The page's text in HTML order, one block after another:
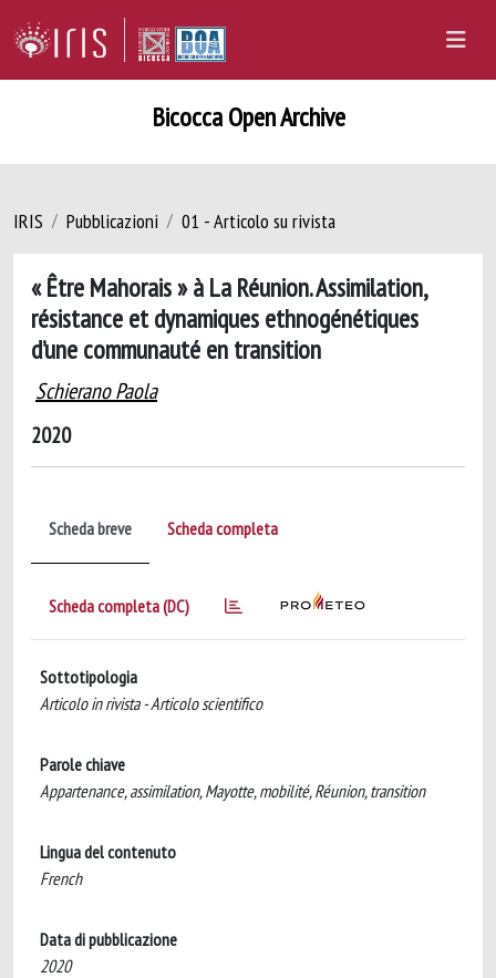
Bicocca Open Archive
IRIS Pubblicazioni 01 - Articolo su rivista
« Être Mahorais » à La Réunion. Assimilation,
résistance et dynamiques ethnogénétiques
d’une communauté en transition
Schierano Paola
2020
Scheda breve Scheda completa
Scheda completa (DC)
Sottotipologia
Articolo in rivista - Articolo scientifico
Parole chiave
Appartenance, assimilation, Mayotte, mobilité, Réunion, transition
Lingua del contenuto
French
Data di pubblicazione
2020